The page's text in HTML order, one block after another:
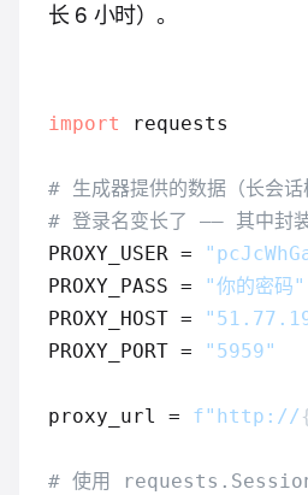
长 6 小时）。
import requests
# 生成器提供的数据（长会话
# 登录名变长了 —— 其中封
PROXY_USER =
PROXY_PASS =
"你的密码"
PROXY_HOST =
PROXY_PORT =
"5959"
proxy_url = f"http://
# 使用